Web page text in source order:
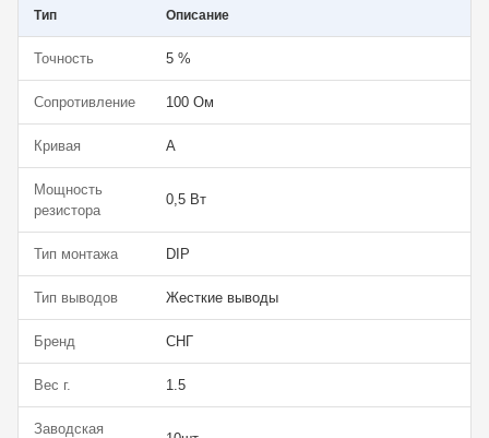
Тип Описание
Точность 5 %
Сопротивление 100 Ом
Кривая A
Мощность
резистора
0,5 Вт
Тип монтажа DIP
Тип выводов Жесткие выводы
Бренд СНГ
Вес г. 1.5
Заводская